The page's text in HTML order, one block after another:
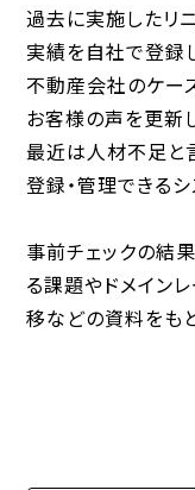
過去に実施したリ
実績を自社で登録
不動産会社のケー
お客様の声を更新
最近は人材不足と
登録・管理できる
事前チェックの結
る課題やドメイン
移などの資料をも